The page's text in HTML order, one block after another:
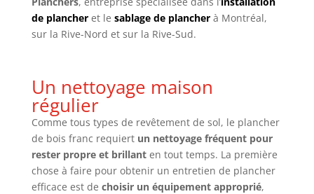
de plancheret le sablage de plancherà Montréal,
sur la Rive-Nord et sur la Rive-Sud.
Un nettoyage maison
régulier
Comme tous types de revêtement de sol, le plancher
de bois franc requiert un nettoyage fréquent pour
rester propre et brillanten tout temps. La première
chose à faire pour obtenir un entretien de plancher
efficace est de choisir un équipement approprié,